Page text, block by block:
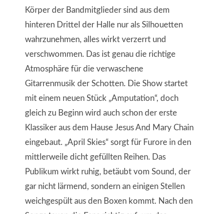
Körper der Bandmitglieder sind aus dem
hinteren Drittel der Halle nur als Silhouetten
wahrzunehmen, alles wirkt verzerrt und
verschwommen. Das ist genau die richtige
Atmosphäre für die verwaschene
Gitarrenmusik der Schotten. Die Show startet
mit einem neuen Stück „Amputation“, doch
gleich zu Beginn wird auch schon der erste
Klassiker aus dem Hause Jesus And Mary Chain
eingebaut. „April Skies“ sorgt für Furore in den
mittlerweile dicht gefüllten Reihen. Das
Publikum wirkt ruhig, betäubt vom Sound, der
gar nicht lärmend, sondern an einigen Stellen
weichgespült aus den Boxen kommt. Nach den